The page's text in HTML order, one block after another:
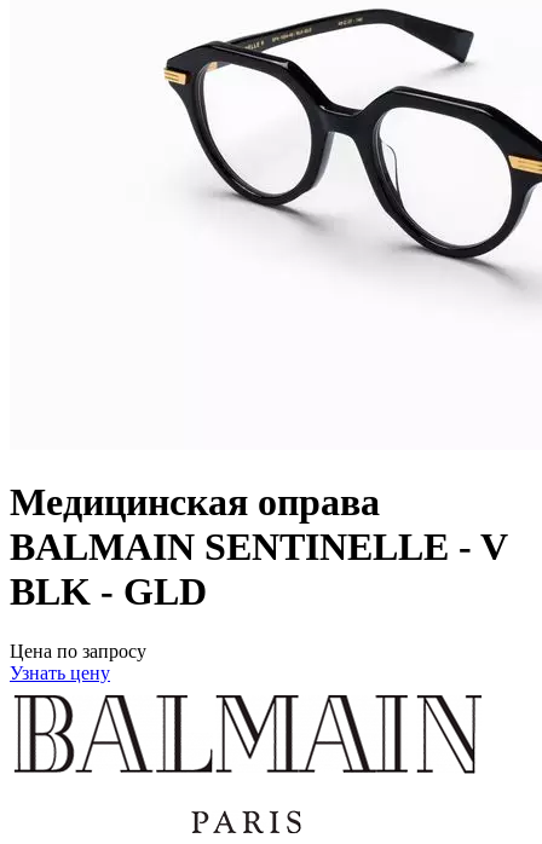
Медицинская оправа
BALMAIN SENTINELLE - V
BLK - GLD
Цена по запросу
Узнать цену